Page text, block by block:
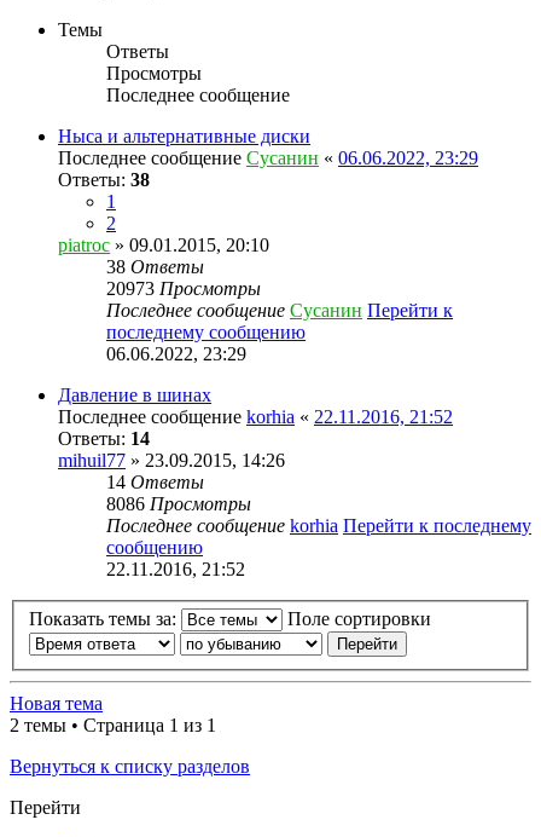
Темы
Ответы
Просмотры
Последнее сообщение
Ныса и альтернативные диски
Последнее сообщение Сусанин « 06.06.2022, 23:29
Ответы: 38
1
2
piatroc » 09.01.2015, 20:10
38 Ответы
20973 Просмотры
Последнее сообщение Сусанин Перейти к
последнему сообщению
06.06.2022, 23:29
Давление в шинах
Последнее сообщение korhia « 22.11.2016, 21:52
Ответы: 14
mihuil77 » 23.09.2015, 14:26
14 Ответы
8086 Просмотры
Последнее сообщение korhia Перейти к последнему
сообщению
22.11.2016, 21:52
Показать темы за: Поле сортировки
Новая тема
2 темы • Страница 1 из 1
Вернуться к списку разделов
Перейти